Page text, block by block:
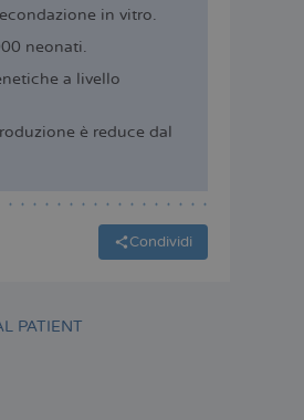
in vitro.
neonati.
a livello
è reduce dal
Condividi
PATIENT